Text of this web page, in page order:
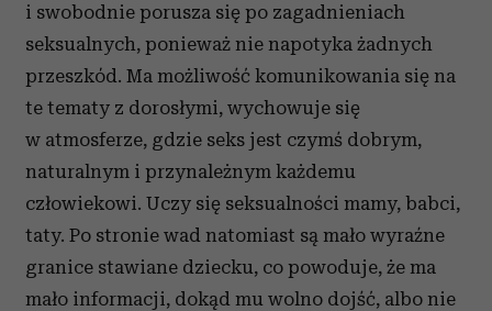
i swobodnie porusza się po zagadnieniach
seksualnych, ponieważ nie napotyka żadnych
przeszkód. Ma możliwość komunikowania się na
te tematy z dorosłymi, wychowuje się
w atmosferze, gdzie seks jest czymś dobrym,
naturalnym i przynależnym każdemu
człowiekowi. Uczy się seksualności mamy, babci,
taty. Po stronie wad natomiast są mało wyraźne
granice stawiane dziecku, co powoduje, że ma
mało informacji, dokąd mu wolno dojść, albo nie